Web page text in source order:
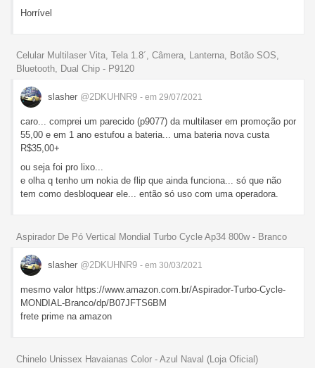
Horrível
Celular Multilaser Vita, Tela 1.8´, Câmera, Lanterna, Botão SOS,
Bluetooth, Dual Chip - P9120
slasher @2DKUHNR9 - em 29/07/2021
caro... comprei um parecido (p9077) da multilaser em promoção por
55,00 e em 1 ano estufou a bateria... uma bateria nova custa
R$35,00+
ou seja foi pro lixo...
e olha q tenho um nokia de flip que ainda funciona... só que não
tem como desbloquear ele... então só uso com uma operadora.
Aspirador De Pó Vertical Mondial Turbo Cycle Ap34 800w - Branco
slasher @2DKUHNR9 - em 30/03/2021
mesmo valor https://www.amazon.com.br/Aspirador-Turbo-Cycle-
MONDIAL-Branco/dp/B07JFTS6BM
frete prime na amazon
Chinelo Unissex Havaianas Color - Azul Naval (Loja Oficial)